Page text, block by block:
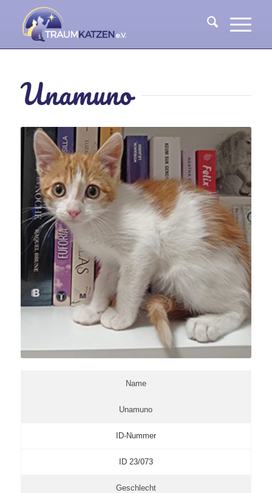
Unamuno
Name
Unamuno
ID-Nummer
ID 23/073
Geschlecht